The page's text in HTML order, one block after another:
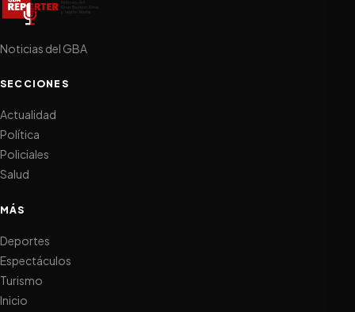
Noticias del GBA
SECCIONES
Actualidad
Política
Policiales
Salud
MÁS
Deportes
Espectáculos
Turismo
Inicio